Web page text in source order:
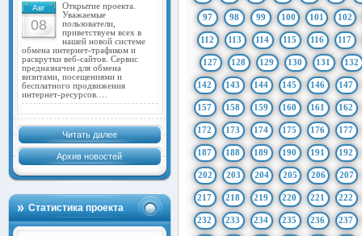
Авг
08
Открытие проекта.
Уважаемые
пользователи,
приветствуем всех в
нашей новой системе
обмена интернет-трафиком и
раскрутки веб-сайтов. Сервис
предназначен для обмена
визитами, посещениями и
бесплатного продвижения
интернет-ресурсов.…
Читать далее
Архив новостей
Статистика проекта
97 98 99 100 101 102
112 113 114 115 116 117
127 128 129 130 131 132
142 143 144 145 146 147
157 158 159 160 161 162
172 173 174 175 176 177
187 188 189 190 191 192
202 203 204 205 206 207
217 218 219 220 221 222
232 233 234 235 236 237